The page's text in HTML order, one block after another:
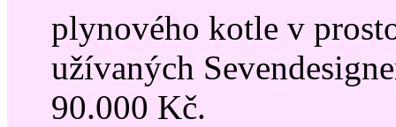
plynového kotle v
užívaných
90.000 Kč.